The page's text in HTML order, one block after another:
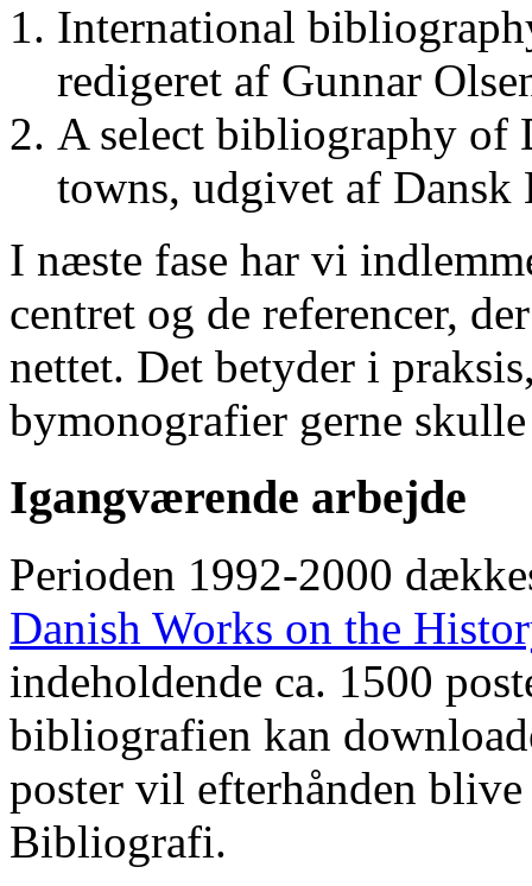
International
redigeret af Gunnar
A select bibliography of
towns, udgivet af
I næste fase har vi
centret og de referencer,
nettet. Det betyder i
bymonografier gerne
Igangværende arbejde
Perioden 1992-2000
Danish Works on the
indeholdende ca. 1500
bibliografien kan
poster vil efterhånden
Bibliografi.